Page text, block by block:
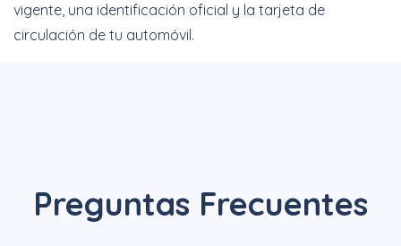
vigente, una identificación oficial y la tarjeta de
circulación de tu automóvil.
Preguntas Frecuentes